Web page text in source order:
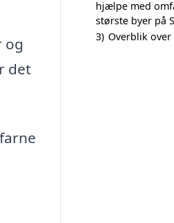
og
det
hjælpe med
største byer på
3) Overblik